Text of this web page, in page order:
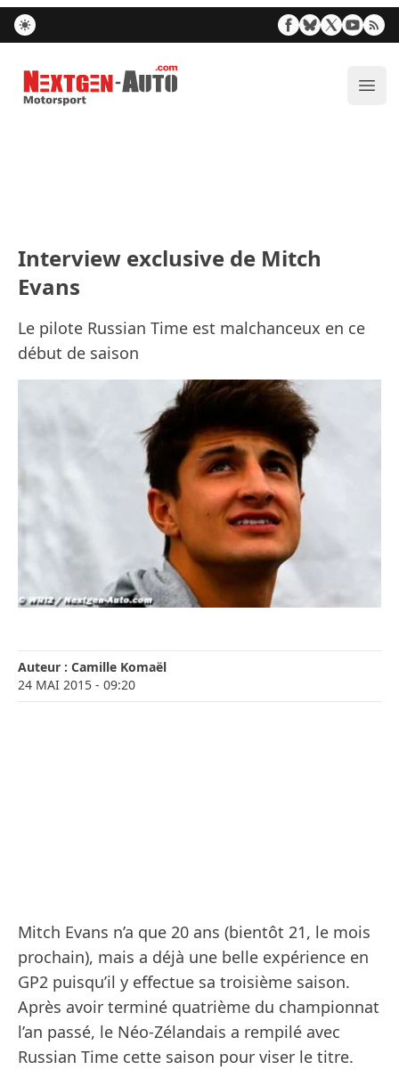
Nextgen-Auto.com
Interview exclusive de Mitch
Evans
Le pilote Russian Time est malchanceux en ce
début de saison
Auteur : Camille Komaël
24 MAI 2015 - 09:20
Mitch Evans n’a que 20 ans (bientôt 21, le mois
prochain), mais a déjà une belle expérience en
GP2 puisqu’il y effectue sa troisième saison.
Après avoir terminé quatrième du championnat
l’an passé, le Néo-Zélandais a rempilé avec
Russian Time cette saison pour viser le titre.